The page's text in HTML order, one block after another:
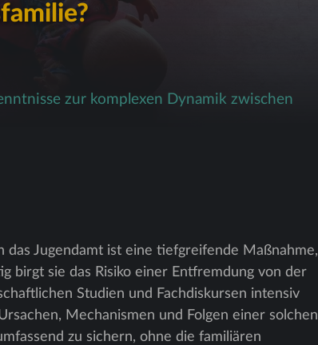
zur komplexen Dynamik zwischen
Jugendamt ist eine tiefgreifende Maßnahme,
birgt sie das Risiko einer Entfremdung von der
Studien und Fachdiskursen intensiv
Mechanismen und Folgen einer solchen
zu sichern, ohne die familiären